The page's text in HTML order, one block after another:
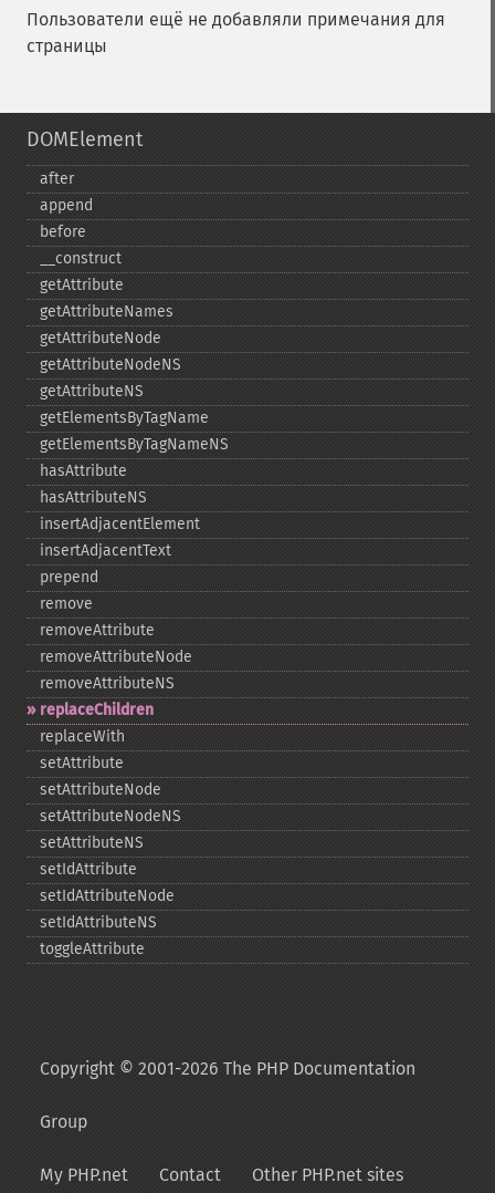
Пользователи ещё не добавляли примечания для
страницы
DOMElement
after
append
before
_​_​construct
getAttribute
getAttributeNames
getAttributeNode
getAttributeNodeNS
getAttributeNS
getElementsByTagName
getElementsByTagNameNS
hasAttribute
hasAttributeNS
insertAdjacentElement
insertAdjacentText
prepend
remove
removeAttribute
removeAttributeNode
removeAttributeNS
replaceChildren
replaceWith
setAttribute
setAttributeNode
setAttributeNodeNS
setAttributeNS
setIdAttribute
setIdAttributeNode
setIdAttributeNS
toggleAttribute
Copyright © 2001-2026 The PHP Documentation
Group
My PHP.net Contact Other PHP.net sites